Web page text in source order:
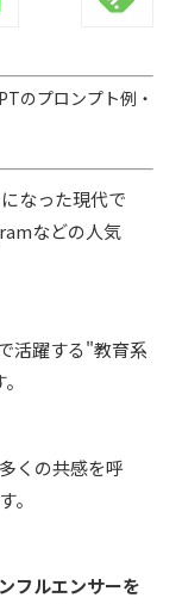
のプロンプト例・
なった現代で
などの人気
活躍する"教育系
くの共感を呼
。
フルエンサーを